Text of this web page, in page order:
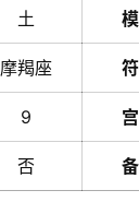
土
摩羯座
9
否